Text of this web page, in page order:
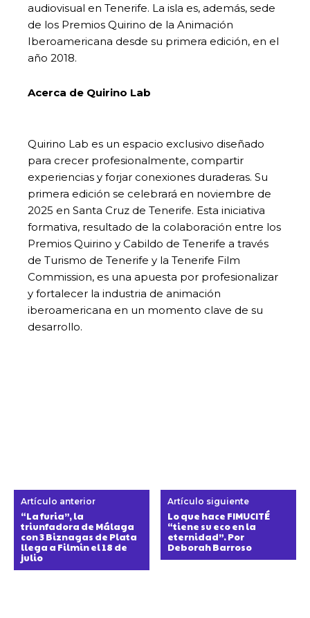
audiovisual en Tenerife. La isla es, además, sede
de los Premios Quirino de la Animación
Iberoamericana desde su primera edición, en el
año 2018.
Acerca de Quirino Lab
Quirino Lab es un espacio exclusivo diseñado
para crecer profesionalmente, compartir
experiencias y forjar conexiones duraderas. Su
primera edición se celebrará en noviembre de
2025 en Santa Cruz de Tenerife. Esta iniciativa
formativa, resultado de la colaboración entre los
Premios Quirino y Cabildo de Tenerife a través
de Turismo de Tenerife y la Tenerife Film
Commission, es una apuesta por profesionalizar
y fortalecer la industria de animación
iberoamericana en un momento clave de su
desarrollo.
Artículo anterior
“La furia”, la
triunfadora de Málaga
con 3 Biznagas de Plata
llega a Filmin el 18 de
julio
Artículo siguiente
Lo que hace FIMUCITÉ
“tiene su eco en la
eternidad”. Por
Deborah Barroso